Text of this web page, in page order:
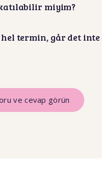
miyim?
termin, går det
ve cevap görün